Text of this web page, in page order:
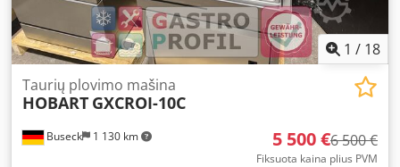
1 / 18
Buseck 1 130 km
Taurių plovimo mašina
HOBART GXCROI-10C
5 500 €6 500 €
Fiksuota kaina plius PVM